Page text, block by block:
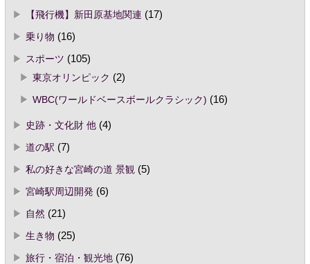
【飛行機】新田原基地関連 (17)
乗り物 (16)
スポーツ (105)
東京オリンピック (2)
WBC(ワールドベースボールクラシック) (16)
史跡・文化財 他(4)
道の駅 (7)
私の好きな宮崎の道 景観 (5)
宮崎駅周辺開発(6)
自然 (21)
生き物 (25)
旅行・宿泊・観光地(76)